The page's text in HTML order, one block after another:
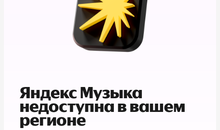
Яндекс Музыка
недоступна в вашем
регионе